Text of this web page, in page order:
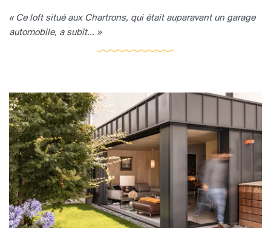
« Ce loft situé aux Chartrons, qui était auparavant un garage
automobile, a subit... »